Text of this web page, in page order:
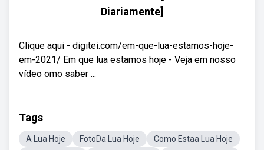
Diariamente]
Clique aqui - digitei.com/em-que-lua-estamos-hoje-
em-2021/ Em que lua estamos hoje - Veja em nosso
vídeo omo saber ...
Tags
A Lua Hoje FotoDa Lua Hoje
Como Estaa Lua Hoje